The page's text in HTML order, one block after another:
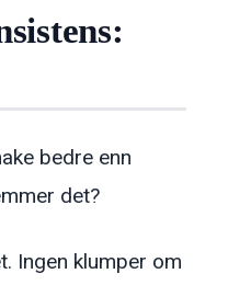
bedre enn
det?
Ingen klumper om